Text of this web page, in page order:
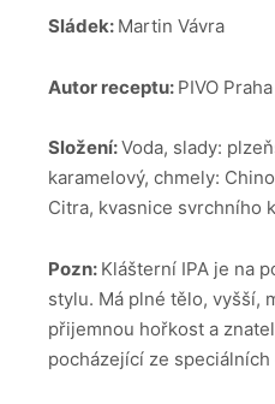
Sládek: Martin Vávra
Autor receptu: PIVO Praha
Složení:Voda, slady:
karamelový, chmely:
Citra, kvasnice svrchního
Pozn: Klášterní IPA je na
stylu. Má plné tělo, vyšší,
přijemnou hořkost a
pocházející ze